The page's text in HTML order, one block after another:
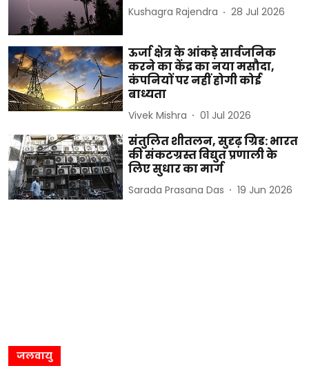
Kushagra Rajendra 28 Jul 2026
ऊर्जा क्षेत्र के आंकड़े सार्वजनिक
करने का केंद्र का नया मसौदा,
कंपनियों पर नहीं होगी कोई
बाध्यता
Vivek Mishra 01 Jul 2026
संतुलित शीतलन, सुदृढ़ ग्रिड: भारत
की संकटग्रस्त विद्युत प्रणाली के
लिए सुधार का मार्ग
Sarada Prasana Das 19 Jun 2026
जलवायु